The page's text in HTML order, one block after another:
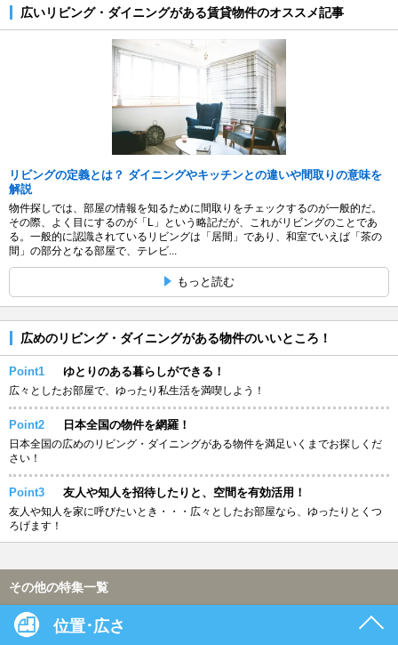
広いリビング・ダイニングがある賃貸物件のオススメ記事
リビングの定義とは？ ダイニングやキッチンとの違いや間取りの意味を
解説
物件探しでは、部屋の情報を知るために間取りをチェックするのが一般的だ。
その際、よく目にするのが「L」という略記だが、これがリビングのことであ
る。一般的に認識されているリビングは「居間」であり、和室でいえば「茶の
間」の部分となる部屋で、テレビ...
もっと読む
広めのリビング・ダイニングがある物件のいいところ！
Point1 ゆとりのある暮らしができる！
広々としたお部屋で、ゆったり私生活を満喫しよう！
Point2 日本全国の物件を網羅！
日本全国の広めのリビング・ダイニングがある物件を満足いくまでお探しくだ
さい！
Point3 友人や知人を招待したりと、空間を有効活用！
友人や知人を家に呼びたいとき・・・広々としたお部屋なら、ゆったりとくつ
ろげます！
その他の特集一覧
位置･広さ